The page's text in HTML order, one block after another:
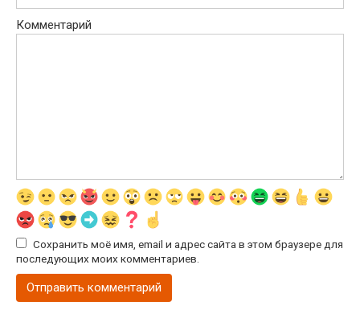
Комментарий
Сохранить моё имя, email и адрес сайта в этом браузере для
последующих моих комментариев.